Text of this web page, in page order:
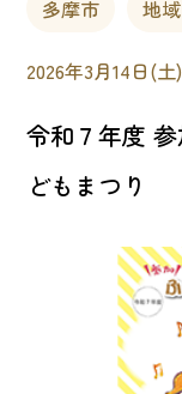
多摩市 地
2026年3月14日(
令和７年度
どもまつり